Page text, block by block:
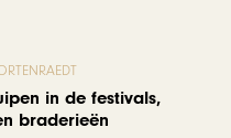
in de festivals,
braderieën